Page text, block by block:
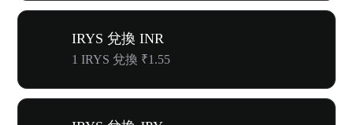
IRYS 兌換 INR
1 IRYS 兌換 ₹1.55